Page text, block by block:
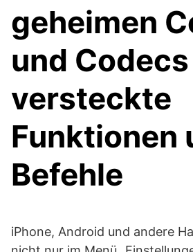
geheimen
und
versteckte
Funktionen
Befehle
iPhone, Android und andere